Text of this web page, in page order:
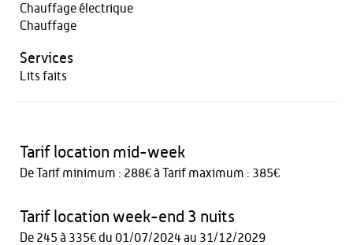
Chauffage électrique
Chauffage
Services
Lits faits
Tarif location mid-week
De Tarif minimum : 288€ à Tarif maximum : 385€
Tarif location week-end 3 nuits
De 245 à 335€ du 01/07/2024 au 31/12/2029